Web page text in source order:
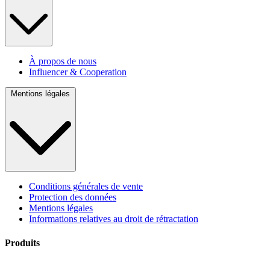
À propos de nous
Influencer & Cooperation
Mentions légales
Conditions générales de vente
Protection des données
Mentions légales
Informations relatives au droit de rétractation
Produits